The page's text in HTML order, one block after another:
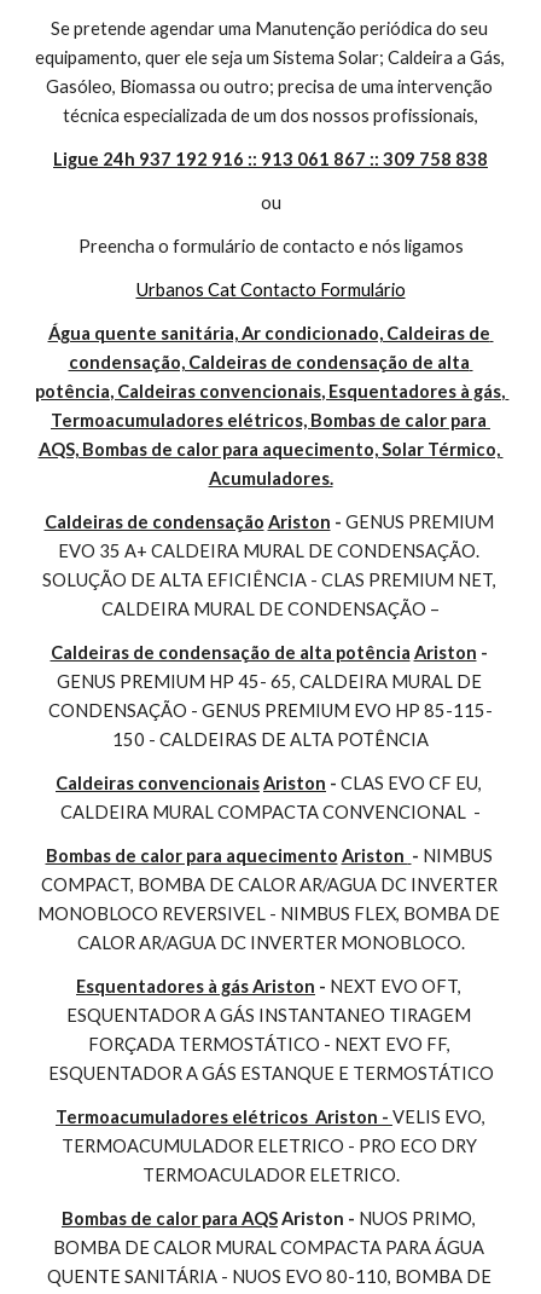
Se pretende agendar uma Manutenção periódica do seu
equipamento, quer ele seja um Sistema Solar; Caldeira a Gás,
Gasóleo, Biomassa ou outro; precisa de uma intervenção
técnica especializada de um dos nossos profissionais,
Ligue 24h 937 192 916 :: 913 061 867 :: 309 758 838
ou
Preencha o formulário de contacto e nós ligamos
Urbanos Cat Contacto Formulário
Água quente sanitária, Ar condicionado, Caldeiras de
condensação, Caldeiras de condensação de alta
potência, Caldeiras convencionais, Esquentadores à gás,
Termoacumuladores elétricos, Bombas de calor para
AQS, Bombas de calor para aquecimento, Solar Térmico,
Acumuladores.
Caldeiras de condensação Ariston - GENUS PREMIUM
EVO 35 A+ CALDEIRA MURAL DE CONDENSAÇÃO.
SOLUÇÃO DE ALTA EFICIÊNCIA - CLAS PREMIUM NET,
CALDEIRA MURAL DE CONDENSAÇÃO –
Caldeiras de condensação de alta potência Ariston
GENUS PREMIUM HP 45- 65, CALDEIRA MURAL DE
CONDENSAÇÃO - GENUS PREMIUM EVO HP 85-115-
150 - CALDEIRAS DE ALTA POTÊNCIA
Caldeiras convencionaisAriston - CLAS EVO CF EU,
CALDEIRA MURAL COMPACTA CONVENCIONAL  -
Bombas de calor para aquecimento Ariston - NIMBUS
COMPACT, BOMBA DE CALOR AR/AGUA DC INVERTER
MONOBLOCO REVERSIVEL - NIMBUS FLEX, BOMBA DE
CALOR AR/AGUA DC INVERTER MONOBLOCO.
Esquentadores à gás Ariston - NEXT EVO OFT,
ESQUENTADOR A GÁS INSTANTANEO TIRAGEM
FORÇADA TERMOSTÁTICO - NEXT EVO FF,
ESQUENTADOR A GÁS ESTANQUE E TERMOSTÁTICO
Termoacumuladores elétricos  Ariston - VELIS EVO,
TERMOACUMULADOR ELETRICO - PRO ECO DRY
TERMOACULADOR ELETRICO.
Bombas de calor para AQS Ariston - NUOS PRIMO,
BOMBA DE CALOR MURAL COMPACTA PARA ÁGUA
QUENTE SANITÁRIA - NUOS EVO 80-110, BOMBA DE